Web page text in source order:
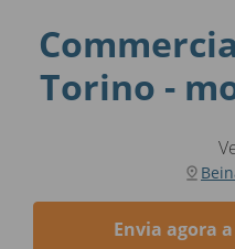
Torino -
Envia agora